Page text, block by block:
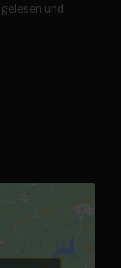
gelesen und